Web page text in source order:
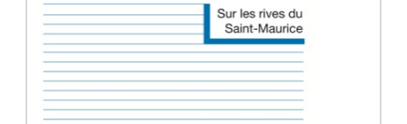
AUTRES PRODUITS